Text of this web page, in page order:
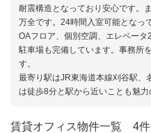
耐震構造となっており安心です。
万全です。24時間入室可能となっ
OAフロア、個別空調、エレベー
駐車場も完備しています。事務所
す。
最寄り駅はJR東海道本線刈谷駅、
は徒歩8分と駅から近いことも魅力
賃貸オフィス物件一覧 4件